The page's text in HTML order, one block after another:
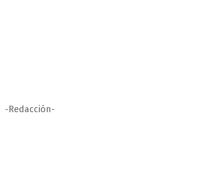
-Redacción-